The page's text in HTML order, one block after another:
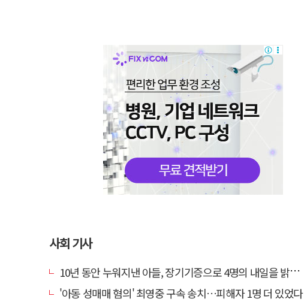
사회 기사
10년 동안 누워지낸 아들, 장기기증으로 4명의 내일을 밝혔다
'아동 성매매 혐의' 최영중 구속 송치…피해자 1명 더 있었다